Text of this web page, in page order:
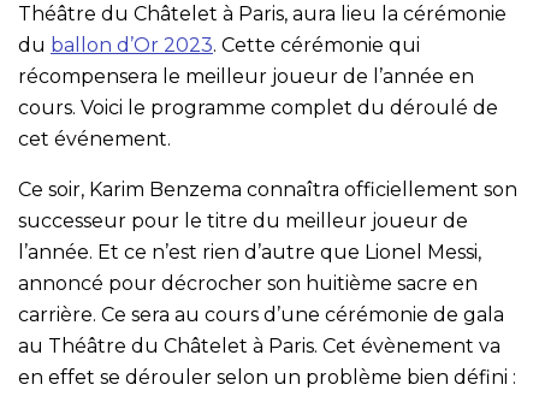
Théâtre du Châtelet à Paris, aura lieu la cérémonie
du ballon d’Or 2023. Cette cérémonie qui
récompensera le meilleur joueur de l’année en
cours. Voici le programme complet du déroulé de
cet événement.
Ce soir, Karim Benzema connaîtra officiellement son
successeur pour le titre du meilleur joueur de
l’année. Et ce n’est rien d’autre que Lionel Messi,
annoncé pour décrocher son huitième sacre en
carrière. Ce sera au cours d’une cérémonie de gala
au Théâtre du Châtelet à Paris. Cet évènement va
en effet se dérouler selon un problème bien défini :